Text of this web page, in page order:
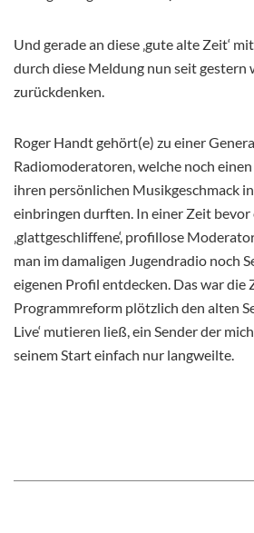
Und gerade an diese ‚gute alte Zeit‘
durch diese Meldung nun seit gestern
zurückdenken.
Roger Handt gehört(e) zu einer
Radiomoderatoren, welche noch
ihren persönlichen Musikgeschmack
einbringen durften. In einer Zeit bevor
‚glattgeschliffene‘, profillose
man im damaligen Jugendradio noch
eigenen Profil entdecken. Das war die
Programmreform plötzlich den alten
Live‘ mutieren ließ, ein Sender der
seinem Start einfach nur langweilte.